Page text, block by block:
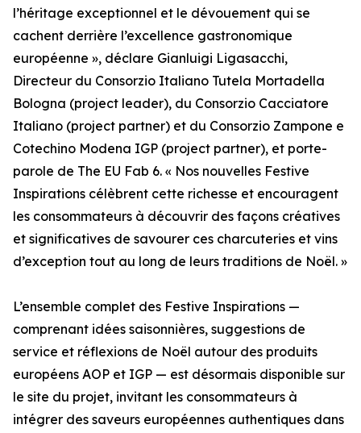
l’héritage exceptionnel et le dévouement qui se
cachent derrière l’excellence gastronomique
européenne », déclare Gianluigi Ligasacchi,
Directeur du Consorzio Italiano Tutela Mortadella
Bologna (project leader), du Consorzio Cacciatore
Italiano (project partner) et du Consorzio Zampone e
Cotechino Modena IGP (project partner), et porte-
parole de The EU Fab 6. « Nos nouvelles Festive
Inspirations célèbrent cette richesse et encouragent
les consommateurs à découvrir des façons créatives
et significatives de savourer ces charcuteries et vins
d’exception tout au long de leurs traditions de Noël. »
L’ensemble complet des Festive Inspirations —
comprenant idées saisonnières, suggestions de
service et réflexions de Noël autour des produits
européens AOP et IGP — est désormais disponible sur
le site du projet, invitant les consommateurs à
intégrer des saveurs européennes authentiques dans